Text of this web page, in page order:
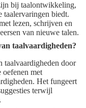
bij taalontwikkeling,
taalervaringen biedt.
lezen, schrijven en
van nieuwe talen.
taalvaardigheden?
taalvaardigheden door
oefenen met
Het fungeert
terwijl